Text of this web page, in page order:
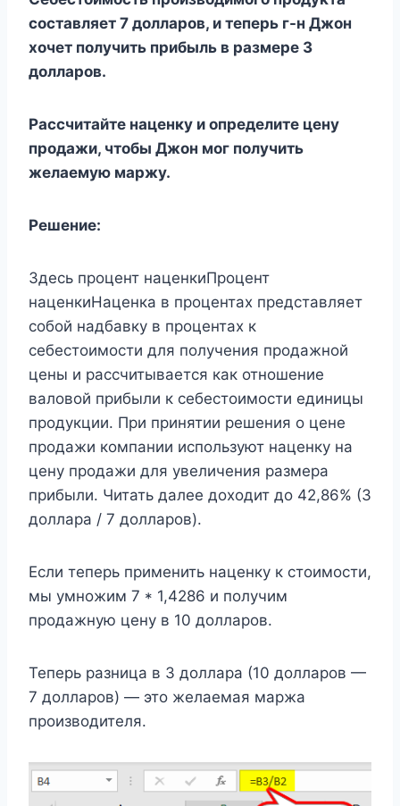
составляет 7 долларов, и теперь г-н Джон
хочет получить прибыль в размере 3
долларов.
Рассчитайте наценку и определите цену
продажи, чтобы Джон мог получить
желаемую маржу.
Решение:
Здесь процент наценкиПроцент
наценкиНаценка в процентах представляет
собой надбавку в процентах к
себестоимости для получения продажной
цены и рассчитывается как отношение
валовой прибыли к себестоимости единицы
продукции. При принятии решения о цене
продажи компании используют наценку на
цену продажи для увеличения размера
прибыли. Читать далее доходит до 42,86% (3
доллара / 7 долларов).
Если теперь применить наценку к стоимости,
мы умножим 7 * 1,4286 и получим
продажную цену в 10 долларов.
Теперь разница в 3 доллара (10 долларов —
7 долларов) — это желаемая маржа
производителя.